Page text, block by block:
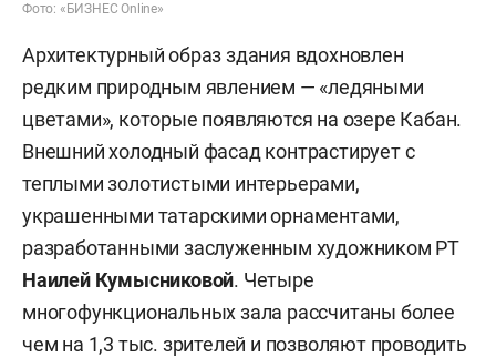
Фото: «БИЗНЕС Online»
Архитектурный образ здания вдохновлен
редким природным явлением — «ледяными
цветами», которые появляются на озере Кабан.
Внешний холодный фасад контрастирует с
теплыми золотистыми интерьерами,
украшенными татарскими орнаментами,
разработанными заслуженным художником РТ
Наилей Кумысниковой. Четыре
многофункциональных зала рассчитаны более
чем на 1,3 тыс. зрителей и позволяют проводить